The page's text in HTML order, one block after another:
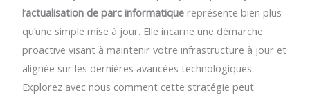
l’actualisation de parc informatique représente bien plus
qu’une simple mise à jour. Elle incarne une démarche
proactive visant à maintenir votre infrastructure à jour et
alignée sur les dernières avancées technologiques.
Explorez avec nous comment cette stratégie peut